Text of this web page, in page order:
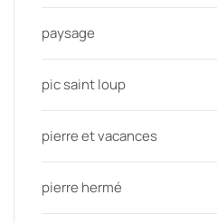
paysage
pic saint loup
pierre et vacances
pierre hermé